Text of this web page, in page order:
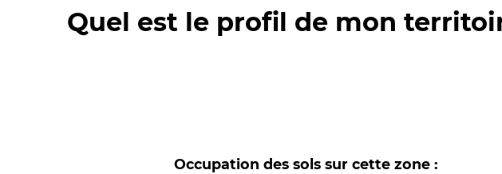
Quel est le profil de mon
Occupation des sols sur cette zone :